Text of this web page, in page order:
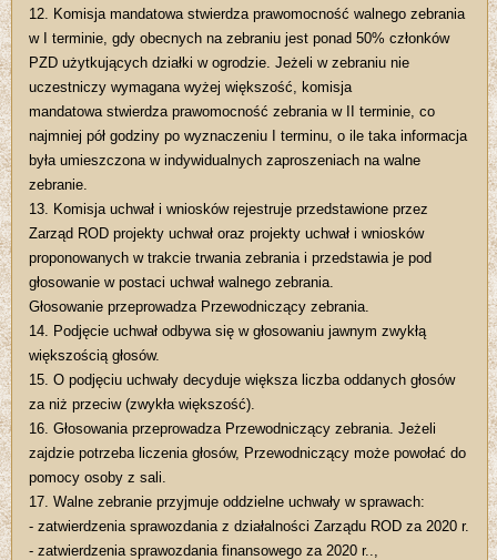
12. Komisja mandatowa stwierdza prawomocność walnego zebrania
w I terminie, gdy obecnych na zebraniu jest ponad 50% członków
PZD użytkujących działki w ogrodzie. Jeżeli w zebraniu nie
uczestniczy wymagana wyżej większość, komisja
mandatowa stwierdza prawomocność zebrania w II terminie, co
najmniej pół godziny po wyznaczeniu I terminu, o ile taka informacja
była umieszczona w indywidualnych zaproszeniach na walne
zebranie.
13. Komisja uchwał i wniosków rejestruje przedstawione przez
Zarząd ROD projekty uchwał oraz projekty uchwał i wniosków
proponowanych w trakcie trwania zebrania i przedstawia je pod
głosowanie w postaci uchwał walnego zebrania.
Głosowanie przeprowadza Przewodniczący zebrania.
14. Podjęcie uchwał odbywa się w głosowaniu jawnym zwykłą
większością głosów.
15. O podjęciu uchwały decyduje większa liczba oddanych głosów
za niż przeciw (zwykła większość).
16. Głosowania przeprowadza Przewodniczący zebrania. Jeżeli
zajdzie potrzeba liczenia głosów, Przewodniczący może powołać do
pomocy osoby z sali.
17. Walne zebranie przyjmuje oddzielne uchwały w sprawach:
- zatwierdzenia sprawozdania z działalności Zarządu ROD za 2020 r.
- zatwierdzenia sprawozdania finansowego za 2020 r..,